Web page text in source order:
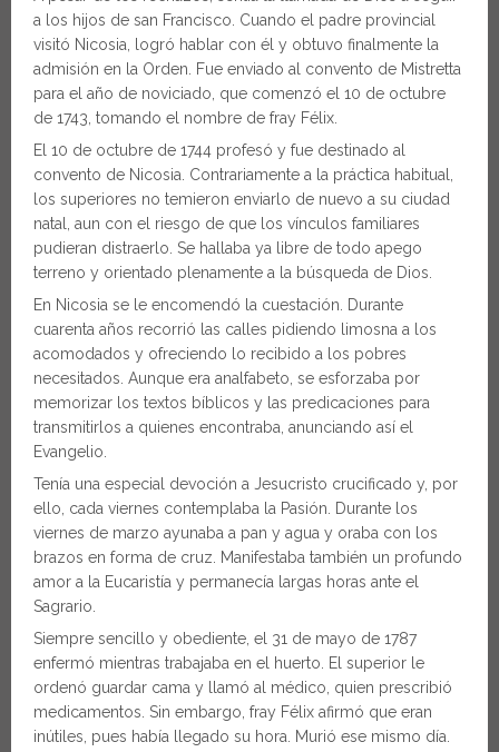
a los hijos de san Francisco. Cuando el padre provincial
visitó Nicosia, logró hablar con él y obtuvo finalmente la
admisión en la Orden. Fue enviado al convento de Mistretta
para el año de noviciado, que comenzó el 10 de octubre
de 1743, tomando el nombre de fray Félix.
El 10 de octubre de 1744 profesó y fue destinado al
convento de Nicosia. Contrariamente a la práctica habitual,
los superiores no temieron enviarlo de nuevo a su ciudad
natal, aun con el riesgo de que los vínculos familiares
pudieran distraerlo. Se hallaba ya libre de todo apego
terreno y orientado plenamente a la búsqueda de Dios.
En Nicosia se le encomendó la cuestación. Durante
cuarenta años recorrió las calles pidiendo limosna a los
acomodados y ofreciendo lo recibido a los pobres
necesitados. Aunque era analfabeto, se esforzaba por
memorizar los textos bíblicos y las predicaciones para
transmitirlos a quienes encontraba, anunciando así el
Evangelio.
Tenía una especial devoción a Jesucristo crucificado y, por
ello, cada viernes contemplaba la Pasión. Durante los
viernes de marzo ayunaba a pan y agua y oraba con los
brazos en forma de cruz. Manifestaba también un profundo
amor a la Eucaristía y permanecía largas horas ante el
Sagrario.
Siempre sencillo y obediente, el 31 de mayo de 1787
enfermó mientras trabajaba en el huerto. El superior le
ordenó guardar cama y llamó al médico, quien prescribió
medicamentos. Sin embargo, fray Félix afirmó que eran
inútiles, pues había llegado su hora. Murió ese mismo día.